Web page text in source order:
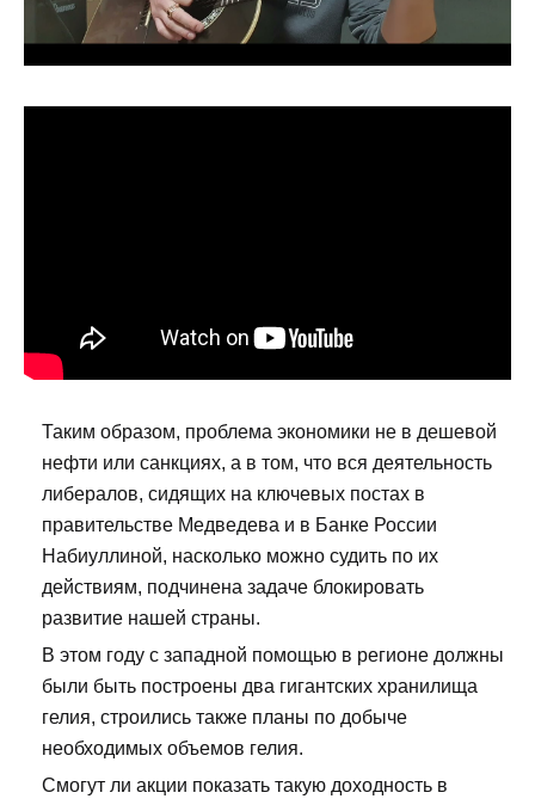
Таким образом, проблема экономики не в дешевой
нефти или санкциях, а в том, что вся деятельность
либералов, сидящих на ключевых постах в
правительстве Медведева и в Банке России
Набиуллиной, насколько можно судить по их
действиям, подчинена задаче блокировать
развитие нашей страны.
В этом году с западной помощью в регионе должны
были быть построены два гигантских хранилища
гелия, строились также планы по добыче
необходимых объемов гелия.
Смогут ли акции показать такую доходность в